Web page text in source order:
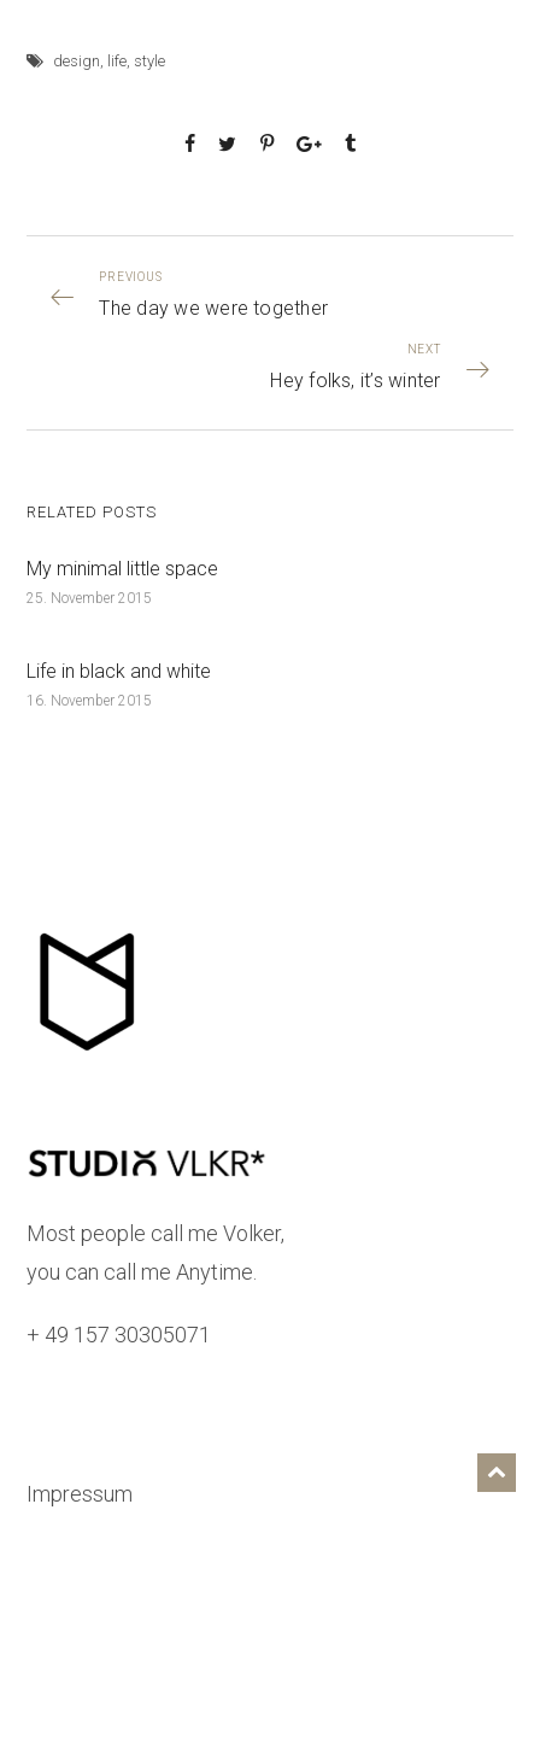
design, life, style
PREVIOUS
The day we were together
NEXT
Hey folks, it’s winter
RELATED POSTS
My minimal little space
25. November 2015
Life in black and white
16. November 2015
Most people call me Volker,
you can call me Anytime.
+ 49 157 30305071
Impressum